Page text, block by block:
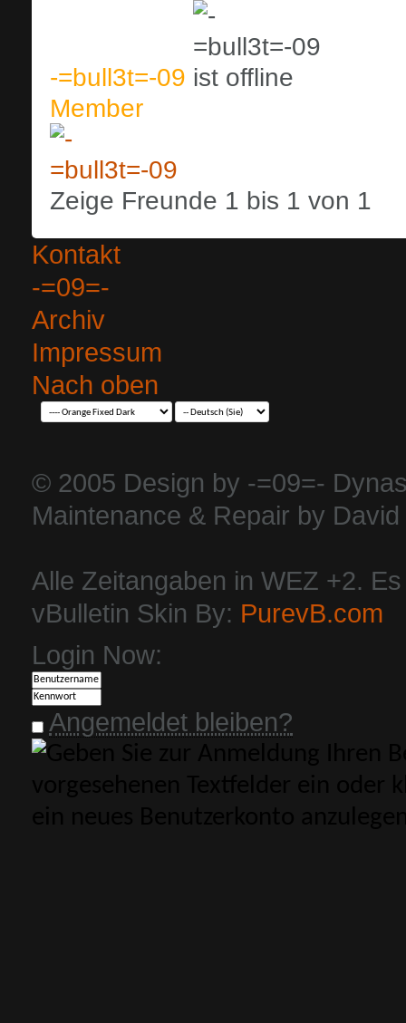
-=bull3t=-09
Member
Zeige Freunde 1 bis 1 von 1
Kontakt
-=09=-
Archiv
Impressum
Nach oben
© 2005 Design by -=09=-
Maintenance & Repair by
Alle Zeitangaben in WEZ +2.
vBulletin Skin By: PurevB.com
Login Now:
Angemeldet bleiben?